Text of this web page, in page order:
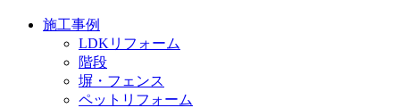
施工事例
LDKリフォーム
階段
塀・フェンス
ペットリフォーム